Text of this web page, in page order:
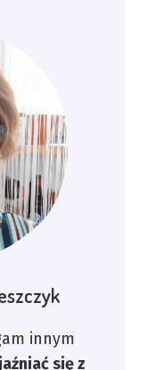
innym
się z